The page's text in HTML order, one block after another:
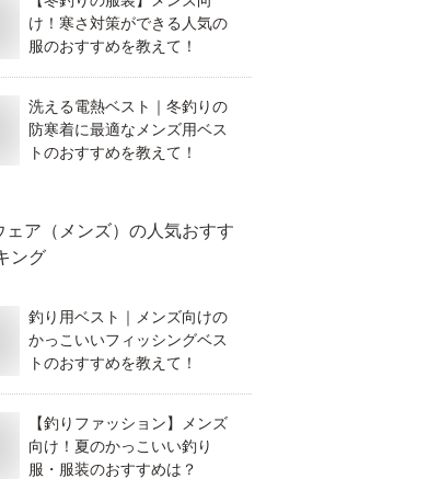
け！寒さ対策ができる人気の
服のおすすめを教えて！
洗える電熱ベスト｜冬釣りの
防寒着に最適なメンズ用ベス
トのおすすめを教えて！
ア（メンズ） の人気おすす
ング
釣り用ベスト｜メンズ向けの
かっこいいフィッシングベス
トのおすすめを教えて！
【釣りファッション】メンズ
向け！夏のかっこいい釣り
服・服装のおすすめは？